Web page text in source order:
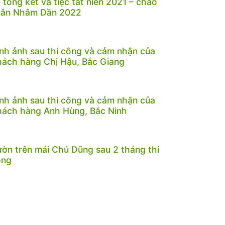
Nhâm Dần 2022
ảnh sau thi công và cảm nhận của
hàng Chị Hậu, Bắc Giang
ảnh sau thi công và cảm nhận của
hàng Anh Hùng, Bắc Ninh
trên mái Chú Dũng sau 2 tháng thi